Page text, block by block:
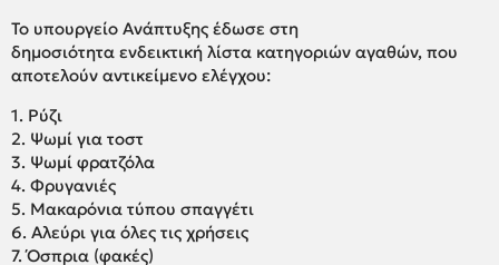
Το υπουργείο Ανάπτυξης έδωσε στη
δημοσιότητα ενδεικτική λίστα κατηγοριών αγαθών, που
αποτελούν αντικείμενο ελέγχου:
1. Ρύζι
2. Ψωμί για τοστ
3. Ψωμί φρατζόλα
4. Φρυγανιές
5. Μακαρόνια τύπου σπαγγέτι
6. Αλεύρι για όλες τις χρήσεις
7. Όσπρια (φακές)